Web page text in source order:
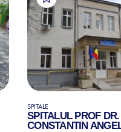
SPITALE
SPITALUL PROF DR.
CONSTANTIN